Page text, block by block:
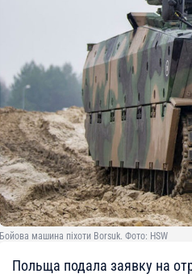
Бойова машина піхоти Borsuk. Фото: HSW
Польща подала заявку на